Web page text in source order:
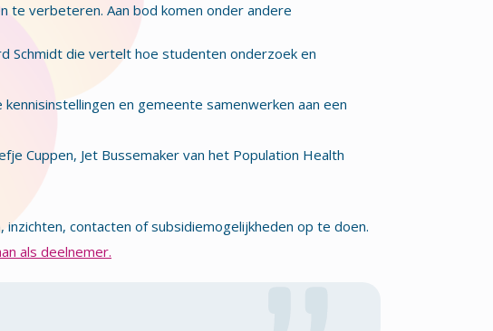
te verbeteren. Aan bod komen onder andere
Schmidt die vertelt hoe studenten onderzoek en
en gemeente samenwerken aan een
Cuppen, Jet Bussemaker van het Population Health
contacten of subsidiemogelijkheden op te doen.
als deelnemer.